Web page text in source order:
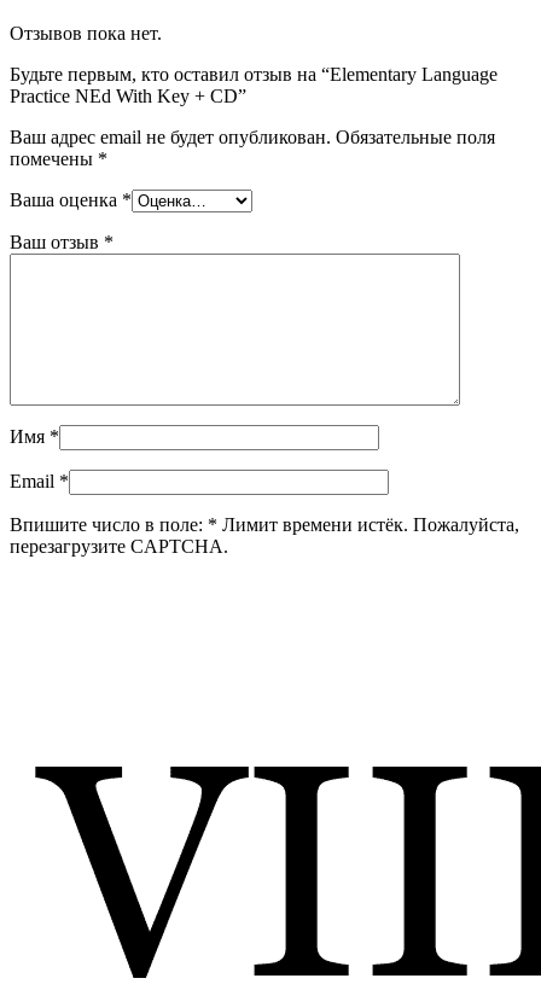
Отзывов пока нет.
Будьте первым, кто оставил отзыв на “Elementary Language
Practice NEd With Key + CD”
Ваш адрес email не будет опубликован. Обязательные поля
помечены *
Ваша оценка *
Ваш отзыв *
Имя *
Email *
Впишите число в поле: * Лимит времени истёк. Пожалуйста,
перезагрузите CAPTCHA.